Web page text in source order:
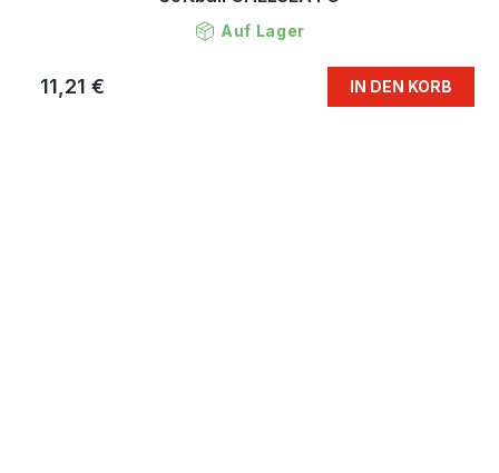
Auf Lager
11,21 € IN DEN KORB